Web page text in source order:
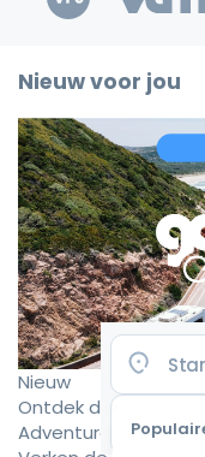
Nieuw voor jou
Nieuw
Ontdek de mooiste
Adventures